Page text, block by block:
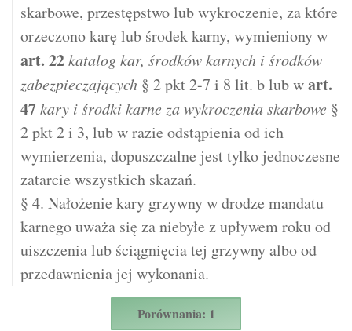
skarbowe, przestępstwo lub wykroczenie, za które
orzeczono karę lub środek karny, wymieniony w
art. 22katalog kar, środków karnych i środków
zabezpieczających § 2 pkt 2-7 i 8 lit. b lub wart.
47kary i środki karne za wykroczenia skarbowe §
2 pkt 2 i 3, lub w razie odstąpienia od ich
wymierzenia, dopuszczalne jest tylko jednoczesne
zatarcie wszystkich skazań.
§ 4. Nałożenie kary grzywny w drodze mandatu
karnego uważa się za niebyłe z upływem roku od
uiszczenia lub ściągnięcia tej grzywny albo od
przedawnienia jej wykonania.
Porównania: 1